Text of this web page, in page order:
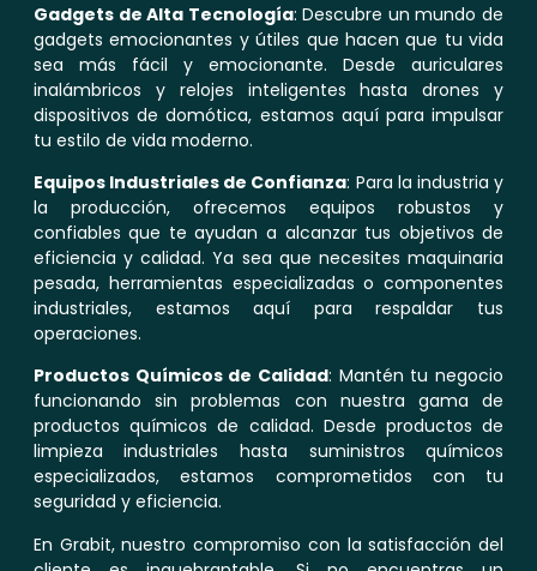
Gadgets de Alta Tecnología: Descubre un mundo de
gadgets emocionantes y útiles que hacen que tu vida
sea más fácil y emocionante. Desde auriculares
inalámbricos y relojes inteligentes hasta drones y
dispositivos de domótica, estamos aquí para impulsar
tu estilo de vida moderno.
Equipos Industriales de Confianza: Para la industria y
la producción, ofrecemos equipos robustos y
confiables que te ayudan a alcanzar tus objetivos de
eficiencia y calidad. Ya sea que necesites maquinaria
pesada, herramientas especializadas o componentes
industriales, estamos aquí para respaldar tus
operaciones.
Productos Químicos de Calidad: Mantén tu negocio
funcionando sin problemas con nuestra gama de
productos químicos de calidad. Desde productos de
limpieza industriales hasta suministros químicos
especializados, estamos comprometidos con tu
seguridad y eficiencia.
En Grabit, nuestro compromiso con la satisfacción del